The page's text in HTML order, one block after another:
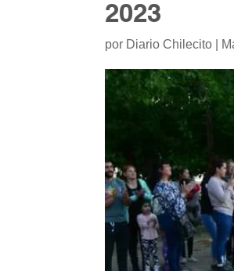
2023
por Diario Chilecito